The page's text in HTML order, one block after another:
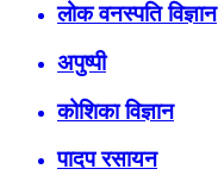
लोक वनस्पति विज्ञान
अपुष्पी
कोशिका विज्ञान
पादप रसायन